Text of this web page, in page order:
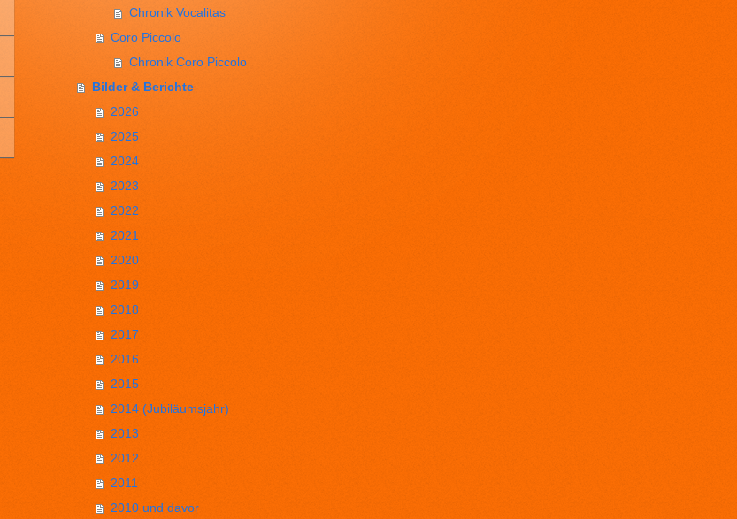
Chronik Vocalitas
Coro Piccolo
Chronik Coro Piccolo
Bilder & Berichte
2026
2025
2024
2023
2022
2021
2020
2019
2018
2017
2016
2015
2014 (Jubiläumsjahr)
2013
2012
2011
2010 und davor